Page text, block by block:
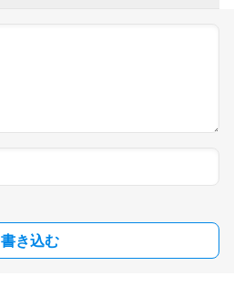
書き込む